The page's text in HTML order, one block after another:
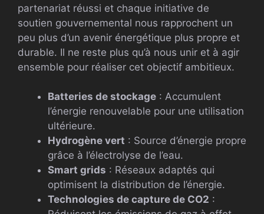
partenariat réussi et chaque initiative de
soutien gouvernemental nous rapprochent un
peu plus d’un avenir énergétique plus propre et
durable. Il ne reste plus qu’à nous unir et à agir
ensemble pour réaliser cet objectif ambitieux.
Batteries de stockage : Accumulent
l’énergie renouvelable pour une utilisation
ultérieure.
Hydrogène vert : Source d’énergie propre
grâce à l’électrolyse de l’eau.
Smart grids : Réseaux adaptés qui
optimisent la distribution de l’énergie.
Technologies de capture de CO2 :